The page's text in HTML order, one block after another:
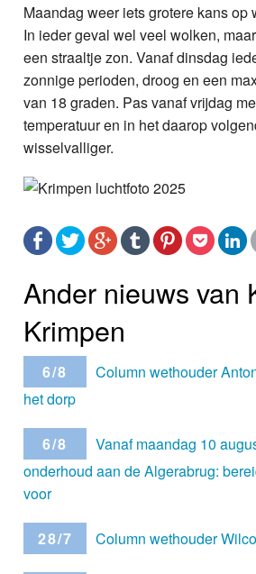
Maandag weer iets grotere kans op
In ieder geval wel veel wolken,
een straaltje zon. Vanaf dinsdag
zonnige perioden, droog en een
van 18 graden. Pas vanaf vrijdag
temperatuur en in het daarop
wisselvalliger.
Ander nieuws van
Krimpen
6/8
Column wethouder
het dorp
6/8
Vanaf maandag 10
onderhoud aan de Algerabrug:
voor
28/7 Column wethouder